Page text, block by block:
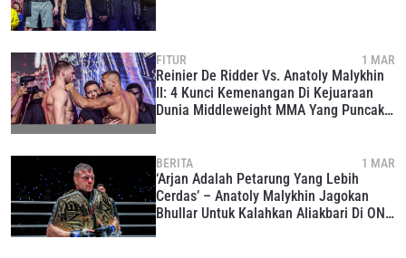
FITUR 1 MAR
Reinier De Ridder Vs. Anatoly Malykhin
II: 4 Kunci Kemenangan Di Kejuaraan
Dunia Middleweight MMA Yang Puncaki
BERITA 1 MAR
‘Arjan Adalah Petarung Yang Lebih
Cerdas’ – Anatoly Malykhin Jagokan
Bhullar Untuk Kalahkan Aliakbari Di ONE
IKUTI PERKEMBANGAN TERBARU
Bawa ONE Championship kemana pun anda pergi!
Daftar sekarang untuk mendapat akses ke berita
terbaru, tawaran spesial, dan akses awal untuk kursi